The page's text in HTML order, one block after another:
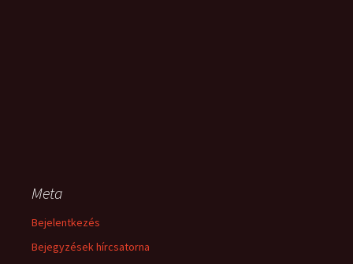
Meta
Bejelentkezés
Bejegyzések hírcsatorna